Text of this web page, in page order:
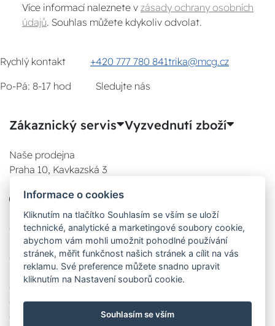
Více informací naleznete v zásady ochrany osobních
údajů . Souhlas můžete kdykoliv odvolat.
Rychlý kontakt +420 777 780 841trika@mcg.cz
Po-Pá: 8-17 hod
Sledujte nás
Zákaznický servis Vyzvednutí zboží
Naše prodejna
Praha 10, Kavkazská 3
777 780 841
08:00 - 17:00
08:00 - 17:00
08:00 - 17:00
Čt:
08:00 - 17:00
Informace o cookies
Kliknutím na tlačítko Souhlasím se vším se uloží
technické, analytické a marketingové soubory cookie,
abychom vám mohli umožnit pohodlné používání
stránek, měřit funkčnost našich stránek a cílit na vás
reklamu. Své preference můžete snadno upravit
kliknutím na Nastavení souborů cookie.
Souhlasím se vším